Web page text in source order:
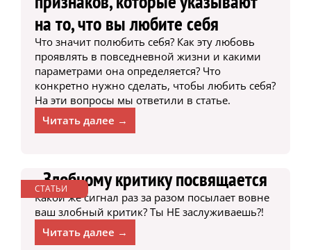
на то, что вы любите себя
Что значит полюбить себя? Как эту любовь
проявлять в повседневной жизни и какими
параметрами она определяется? Что
конкретно нужно сделать, чтобы любить себя?
На эти вопросы мы ответили в статье.
Читать далее →
СТАТЬИ
Злобному критику посвящается
Какой же сигнал раз за разом посылает вовне
ваш злобный критик? Ты НЕ заслуживаешь?!
Читать далее →